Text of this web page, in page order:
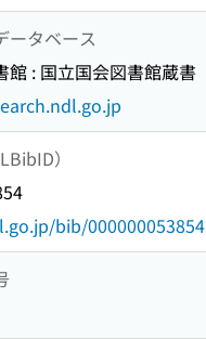
ータベース
館 : 国立国会図書館蔵書
）
bib/000000053854